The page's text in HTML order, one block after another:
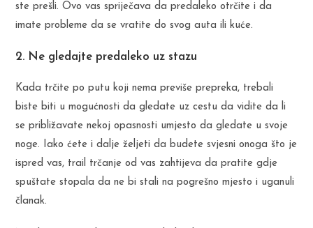
ste prešli. Ovo vas spriječava da predaleko otrčite i da
imate probleme da se vratite do svog auta ili kuće.
2. Ne gledajte predaleko uz stazu
Kada trčite po putu koji nema previše prepreka, trebali
biste biti u mogućnosti da gledate uz cestu da vidite da li
se približavate nekoj opasnosti umjesto da gledate u svoje
noge. Iako ćete i dalje željeti da budete svjesni onoga što je
ispred vas, trail trčanje od vas zahtijeva da pratite gdje
spuštate stopala da ne bi stali na pogrešno mjesto i uganuli
članak.